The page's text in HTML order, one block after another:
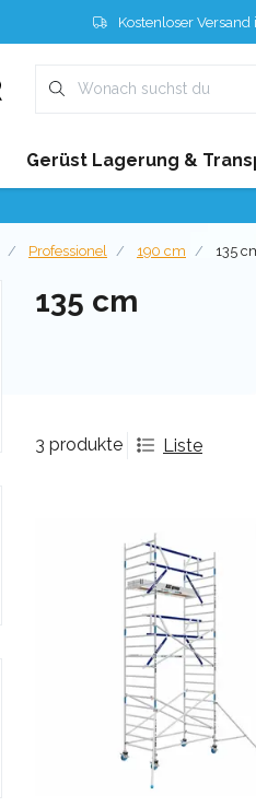
Kostenloser Versand in
Gerüst Lagerung &
Professionel 190 cm 135
135 cm
3 produkte Liste